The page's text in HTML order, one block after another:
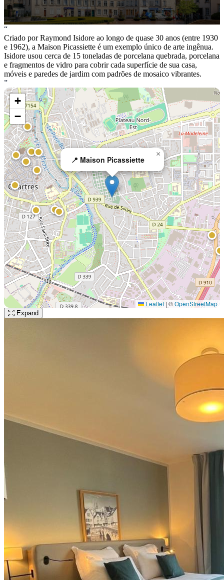
“
Criado por Raymond Isidore ao longo de quase 30 anos (entre 1930
e 1962), a Maison Picassiette é um exemplo único de arte ingênua.
Isidore usou cerca de 15 toneladas de porcelana quebrada, porcelana
e fragmentos de vidro para cobrir cada superfície de sua casa,
móveis e paredes de jardim com padrões de mosaico vibrantes.
”
📍 Maison Picassiette
×
+
−
Leaflet | ©OpenStreetMap
Expand